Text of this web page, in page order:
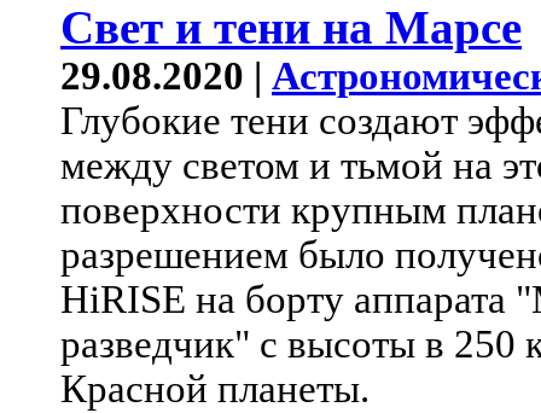
Свет и тени на Марсе
29.08.2020 |
Глубокие тени создают
между светом и тьмой на
поверхности крупным
разрешением было
HiRISE на борту аппарата
разведчик" с высоты в 250
Красной планеты.